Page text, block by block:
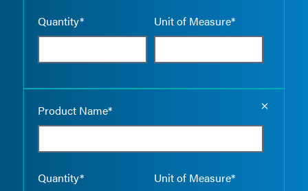
Quantity* Unit of Measure*
Product Name*
Quantity* Unit of Measure*